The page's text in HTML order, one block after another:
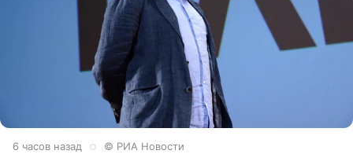
6 часов назад © РИА Новости